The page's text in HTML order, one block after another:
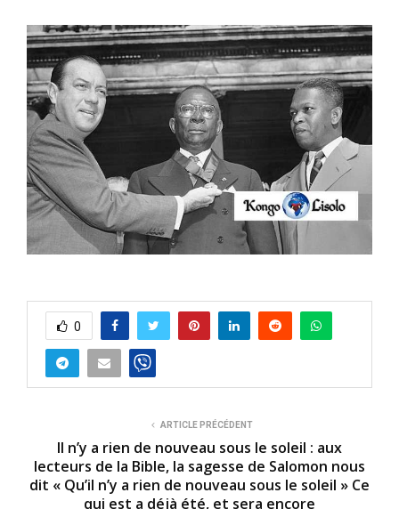
0
ARTICLE PRÉCÉDENT
Il n’y a rien de nouveau sous le soleil : aux
lecteurs de la Bible, la sagesse de Salomon nous
dit « Qu’il n’y a rien de nouveau sous le soleil » Ce
qui est a déjà été, et sera encore